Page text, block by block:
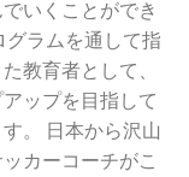
いくことができ
グラムを通して指
教育者として、
ップを目指して
。 日本から沢山
カーコーチがこ